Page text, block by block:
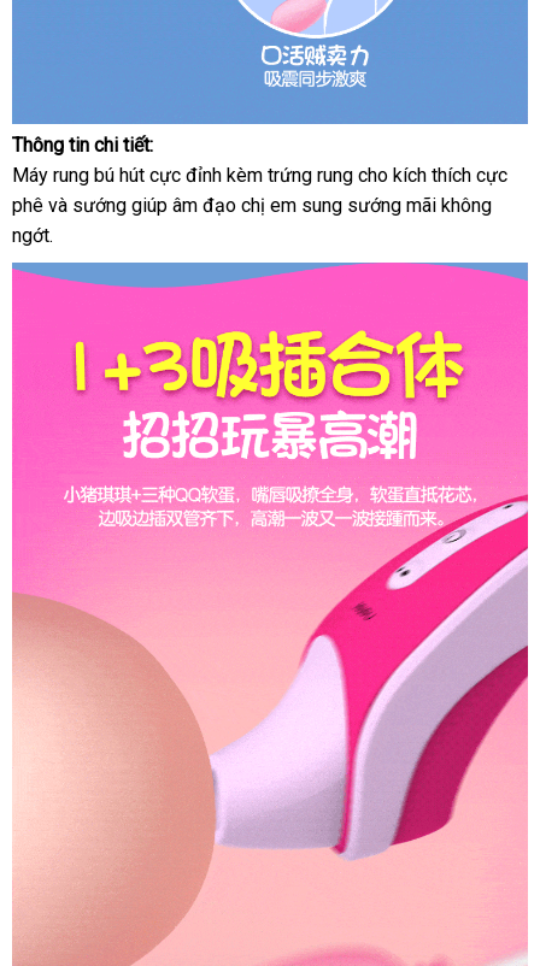
Thông tin chi tiết:
Máy rung bú hút cực đỉnh kèm trứng rung cho kích thích cực
phê gần
nhất
và sướng giúp âm đạo chị em sung sướng mãi không
ngớt.